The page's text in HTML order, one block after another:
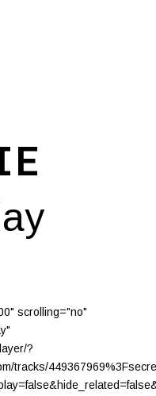
scrolling="no"
?
tracks/